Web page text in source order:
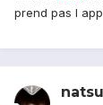
prend pas l